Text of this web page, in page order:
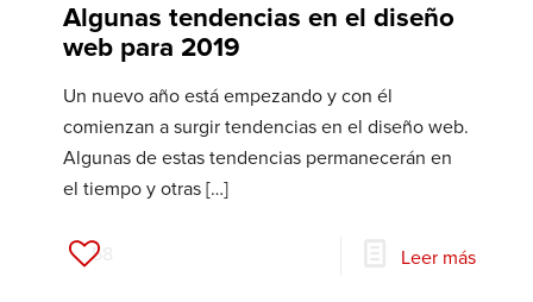
Algunas tendencias en el diseño
web para 2019
Un nuevo año está empezando y con él
comienzan a surgir tendencias en el diseño web.
Algunas de estas tendencias permanecerán en
el tiempo y otras […]
58 Leer más